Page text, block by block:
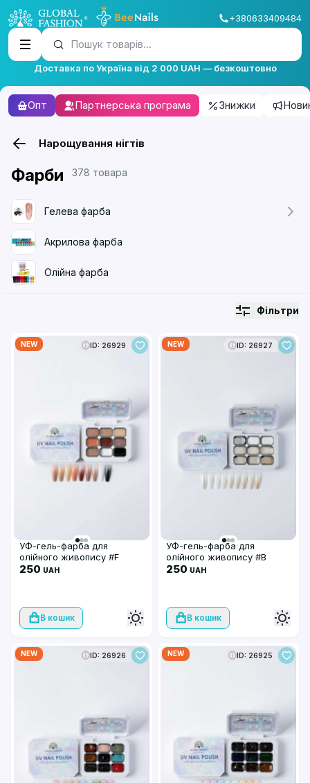
+380633409484
Пошук товарів...
Доставка по Україна від 2 000 UAH — безкоштовно
Опт Партнерська програма Знижки
Нарощування нігтів
Фарби 378 товара
Гелева фарба
Акрилова фарба
Олійна фарба
Фільтри
NEW ID: 26929
УФ-гель-фарба для
олійного живопису #F
250 UAH
В кошик
NEW ID: 26927
УФ-гель-фарба для
олійного живопису #В
250 UAH
В кошик
NEW ID: 26926 NEW ID: 26925